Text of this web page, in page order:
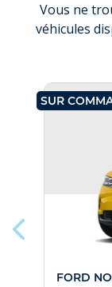
Vous ne
véhicules
SUR
FORD